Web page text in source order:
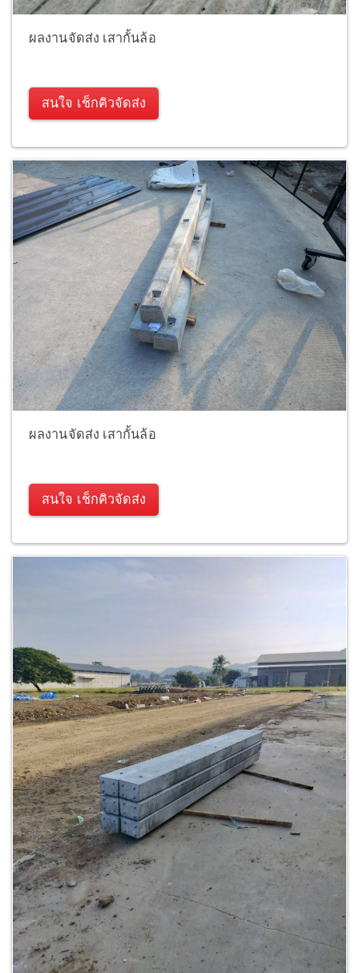
ผลงานจัดส่ง เสากั้นล้อ
สนใจ เช็กคิวจัดส่ง
ผลงานจัดส่ง เสากั้นล้อ
สนใจ เช็กคิวจัดส่ง